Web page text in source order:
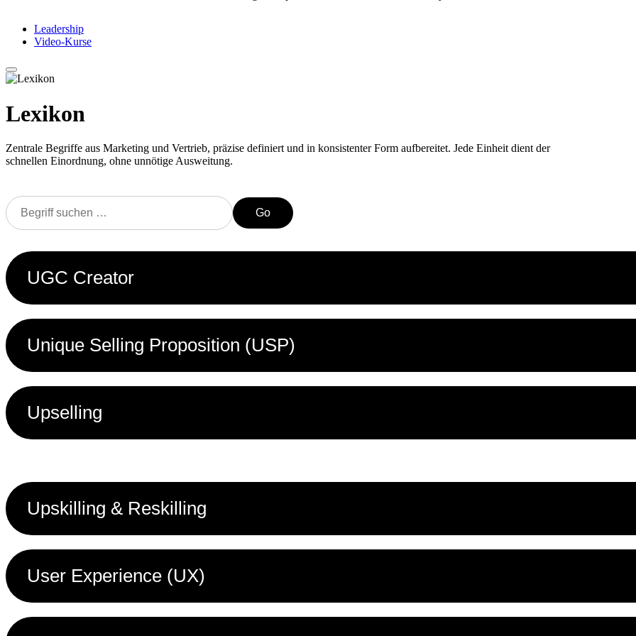
Leadership
Video-Kurse
Lexikon
Zentrale Begriffe aus Marketing und Vertrieb, präzise definiert und in konsistenter Form aufbereitet. Jede Einheit dient der
schnellen Einordnung, ohne unnötige Ausweitung.
Go
UGC Creator
Unique Selling Proposition (USP)
Upselling
Upskilling & Reskilling
User Experience (UX)